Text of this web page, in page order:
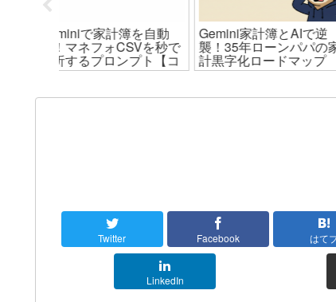
Gemini家計簿とAIで逆
襲！35年ローンパパの家
計黒字化ロードマップ
「アークテリクス
相棒はダウンじゃ
Atom（中綿）を選
がサウナ地獄を脱
Twitter Facebook はて
LinkedIn